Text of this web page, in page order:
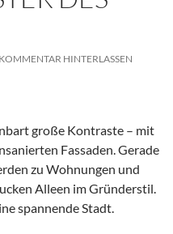
KOMMENTAR HINTERLASSEN
große Kontraste – mit
Fassaden. Gerade
zu Wohnungen und
Alleen im Gründerstil.
spannende Stadt.